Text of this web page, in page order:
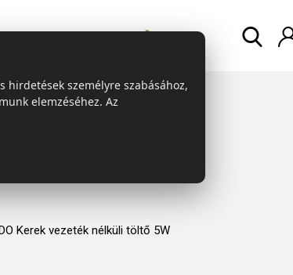
Tech = Kedvező ár ESG
Kerek vezeték nélküli töltő 5W
hirdetések személyre szabásához,
elemzéséhez. Az